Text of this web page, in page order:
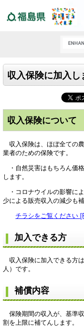
収入保険に加入し
収入保険について
収入保険は、ほぼ全ての
業者のための保険です。
・自然災害はもちろん価
します。
・コロナウイルの影響に
少による販売収入の減少も補
チラシをご覧ください
加入できる方
収入保険に加入できる方
人）です。
補償内容
保険期間の収入が、基準
割を上限に補てんします。